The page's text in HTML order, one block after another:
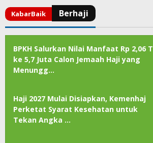
BPKH Salurkan Nilai Manfaat Rp 2,06 T
ke 5,7 Juta Calon Jemaah Haji yang
Menungg…
Haji 2027 Mulai Disiapkan, Kemenhaj
Perketat Syarat Kesehatan untuk
Tekan Angka …